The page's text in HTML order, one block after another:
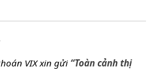
VIX xin gửi “Toàn cảnh thị